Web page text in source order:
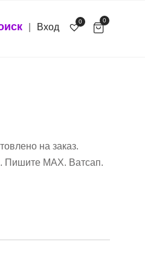
Вход
0 0
на заказ.
Пишите МАХ. Ватсап.